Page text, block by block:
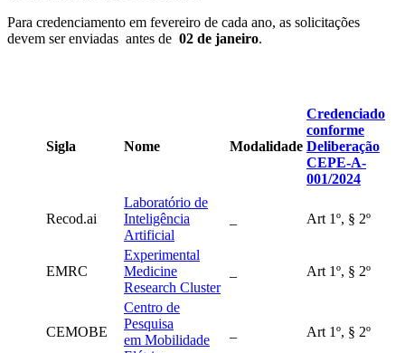
Para credenciamento em fevereiro de cada ano, as solicitações
devem ser enviadas antes de 02 de janeiro.
Sigla Nome Modalidade
Credenciado
conforme
Deliberação
CEPE-A-
001/2024
Recod.ai
Laboratório de
Inteligência
Artificial
Art 1º, § 2º
EMRC
Experimental
Medicine
Research Cluster
Art 1º, § 2º
CEMOBE
Centro de
Pesquisa
em Mobilidade
Art 1º, § 2º